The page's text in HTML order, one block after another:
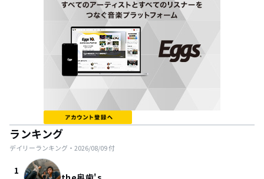
ランキング
デイリーランキング・ 2026/08/09付
1